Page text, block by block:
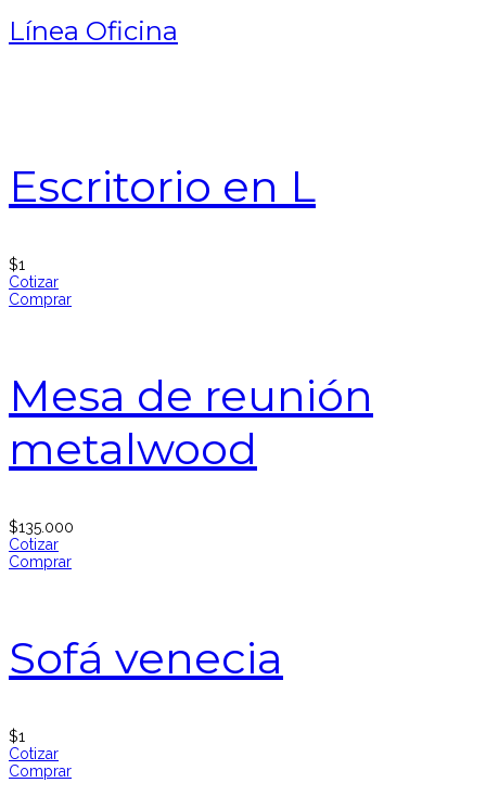
Línea Oficina
Escritorio en L
$1
Cotizar
Comprar
Mesa de reunión
metalwood
$135.000
Cotizar
Comprar
Sofá venecia
$1
Cotizar
Comprar